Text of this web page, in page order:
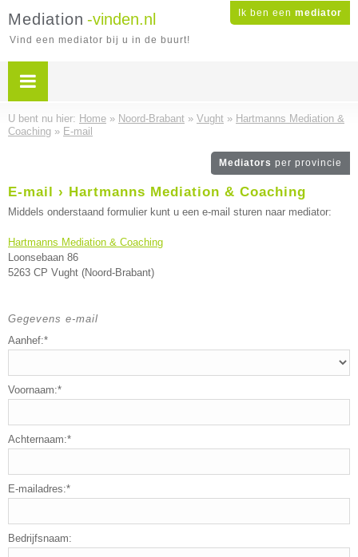
Ik ben een mediator
Mediation -vinden.nl
Vind een mediator bij u in de buurt!
U bent nu hier: Home » Noord-Brabant » Vught » Hartmanns Mediation &
Coaching » E-mail
Mediators per provincie
E-mail › Hartmanns Mediation & Coaching
Middels onderstaand formulier kunt u een e-mail sturen naar mediator:
Hartmanns Mediation & Coaching
Loonsebaan 86
5263 CP Vught (Noord-Brabant)
Gegevens e-mail
Aanhef:*
Voornaam:*
Achternaam:*
E-mailadres:*
Bedrijfsnaam: